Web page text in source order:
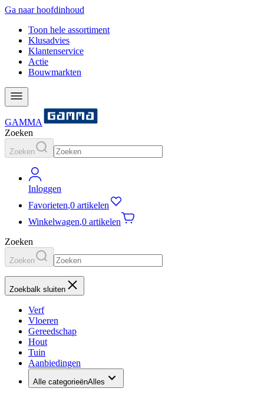
Ga naar hoofdinhoud
Toon hele assortiment
Klusadvies
Klantenservice
Actie
Bouwmarkten
GAMMA
Zoeken
Zoeken
Inloggen
Favorieten,0 artikelen
Winkelwagen,0 artikelen
Zoeken
Zoeken
Zoekbalk sluiten
Verf
Vloeren
Gereedschap
Hout
Tuin
Aanbiedingen
Alle categorieënAlles